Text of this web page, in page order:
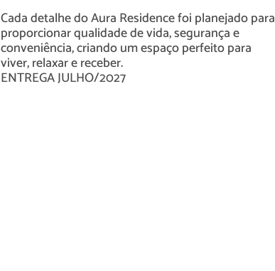
Cada detalhe do Aura Residence foi planejado para
proporcionar qualidade de vida, segurança e
conveniência, criando um espaço perfeito para
viver, relaxar e receber.
ENTREGA JULHO/2027